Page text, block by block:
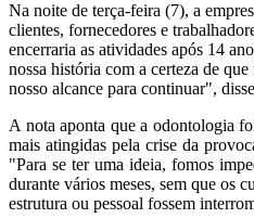
Na noite de terça-feira (7), a
clientes, fornecedores e
encerraria as atividades após 14
nossa história com a certeza de
nosso alcance para continuar",
A nota aponta que a odontologia
mais atingidas pela crise da
"Para se ter uma ideia, fomos
durante vários meses, sem que os
estrutura ou pessoal fossem